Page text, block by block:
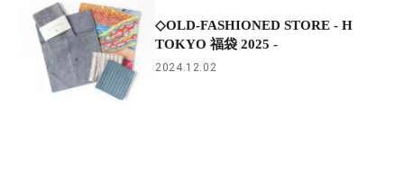
◇OLD-FASHIONED STORE - H
TOKYO 福袋 2025 -
2024.12.02